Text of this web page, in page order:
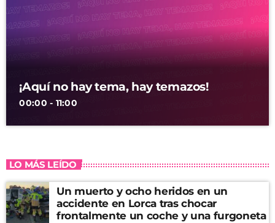
¡Aquí no hay tema, hay temazos!
00:00 - 11:00
LO MÁS LEÍDO
Un muerto y ocho heridos en un
accidente en Lorca tras chocar
frontalmente un coche y una furgoneta